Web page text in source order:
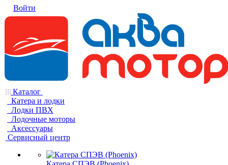
Войти
Каталог
Катера и лодки
Лодки ПВХ
Лодочные моторы
Аксессуары
Сервисный центр